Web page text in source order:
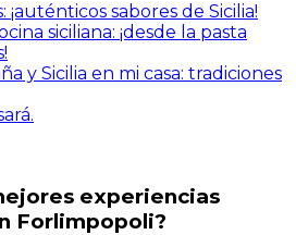
¡auténticos sabores de Sicilia!
siciliana: ¡desde la pasta
y Sicilia en mi casa: tradiciones
experiencias
Forlimpopoli?